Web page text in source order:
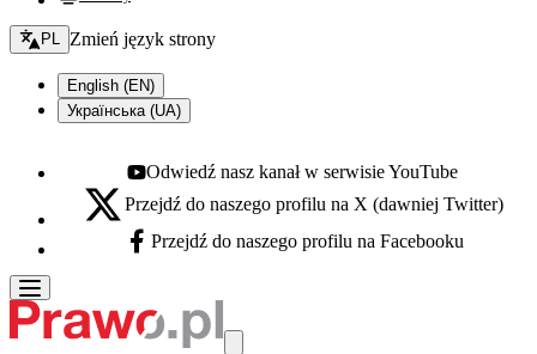
Zmień język - bieżący:
PL Zmień język strony
English (EN)
Українська (UA)
Youtube - otwiera się w nowej karcie
Odwiedź nasz kanał w serwisie YouTube
X - otwiera się w nowej karcie
Przejdź do naszego profilu na X (dawniej Twitter)
Facebook - otwiera się w nowej karcie
Przejdź do naszego profilu na Facebooku